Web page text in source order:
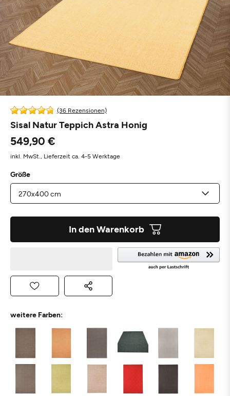
(36 Rezensionen)
Sisal Natur Teppich Astra Honig
549,90 €
inkl. MwSt., Lieferzeit ca. 4-5 Werktage
Größe
In den Warenkorb
weitere Farben: